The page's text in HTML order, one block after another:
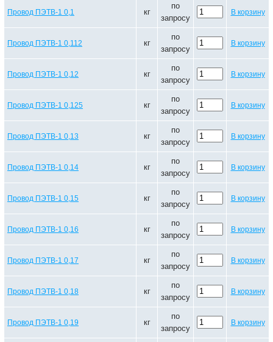
Провод ПЭТВ-1 0,1 кг
по
запросу
В корзину
Провод ПЭТВ-1 0,112 кг
по
запросу
В корзину
Провод ПЭТВ-1 0,12 кг
по
запросу
В корзину
Провод ПЭТВ-1 0,125 кг
по
запросу
В корзину
Провод ПЭТВ-1 0,13 кг
по
запросу
В корзину
Провод ПЭТВ-1 0,14 кг
по
запросу
В корзину
Провод ПЭТВ-1 0,15 кг
по
запросу
В корзину
Провод ПЭТВ-1 0,16 кг
по
запросу
В корзину
Провод ПЭТВ-1 0,17 кг
по
запросу
В корзину
Провод ПЭТВ-1 0,18 кг
по
запросу
В корзину
Провод ПЭТВ-1 0,19 кг
по
запросу
В корзину